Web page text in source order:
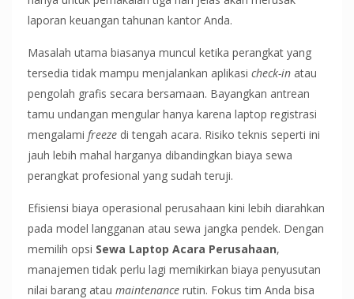
laporan keuangan tahunan kantor Anda.
Masalah utama biasanya muncul ketika perangkat yang
tersedia tidak mampu menjalankan aplikasi check-in atau
pengolah grafis secara bersamaan. Bayangkan antrean
tamu undangan mengular hanya karena laptop registrasi
mengalami freeze di tengah acara. Risiko teknis seperti ini
jauh lebih mahal harganya dibandingkan biaya sewa
perangkat profesional yang sudah teruji.
Efisiensi biaya operasional perusahaan kini lebih diarahkan
pada model langganan atau sewa jangka pendek. Dengan
memilih opsi Sewa Laptop Acara Perusahaan,
manajemen tidak perlu lagi memikirkan biaya penyusutan
nilai barang atau maintenance rutin. Fokus tim Anda bisa